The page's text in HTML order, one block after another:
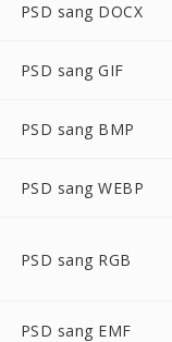
PSD sang DOCX
PSD sang GIF
PSD sang BMP
PSD sang WEBP
PSD sang RGB
PSD sang EMF